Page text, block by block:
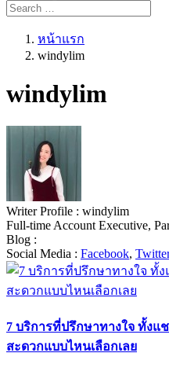
หน้าแรก
windylim
windylim
Writer Profile : windylim
Full-time Account Executive,
Blog :
Social Media : Facebook,
7 บริการที่ปรึกษาทางใจ ทั้งแ
สะดวกแบบไหนเลือกเลย